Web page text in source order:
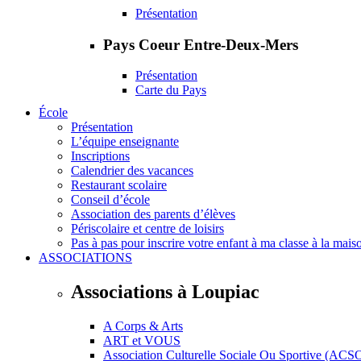
Présentation
Pays Coeur Entre-Deux-Mers
Présentation
Carte du Pays
École
Présentation
L’équipe enseignante
Inscriptions
Calendrier des vacances
Restaurant scolaire
Conseil d’école
Association des parents d’élèves
Périscolaire et centre de loisirs
Pas à pas pour inscrire votre enfant à ma classe à la
ASSOCIATIONS
Associations à Loupiac
A Corps & Arts
ART et VOUS
Association Culturelle Sociale Ou Sportive